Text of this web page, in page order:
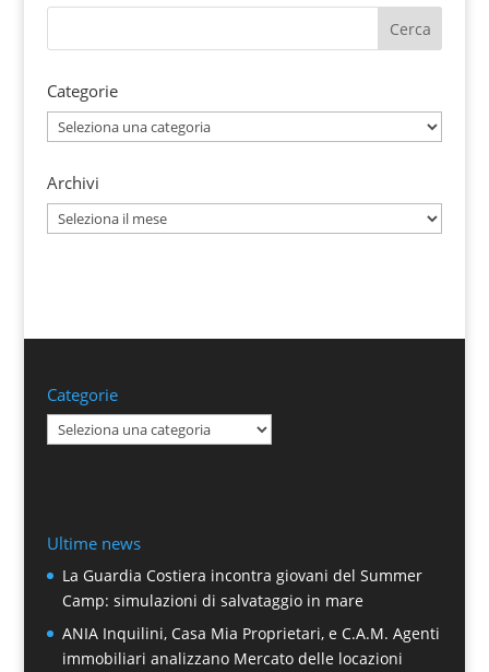
Categorie
Categorie
Archivi
Archivi
Categorie
Categorie
Ultime news
La Guardia Costiera incontra giovani del Summer
Camp: simulazioni di salvataggio in mare
ANIA Inquilini, Casa Mia Proprietari, e C.A.M. Agenti
immobiliari analizzano Mercato delle locazioni